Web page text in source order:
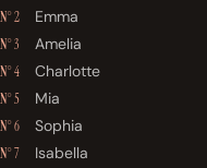
N° 2 Emma
N° 3 Amelia
N° 4 Charlotte
N° 5 Mia
N° 6 Sophia
N° 7 Isabella